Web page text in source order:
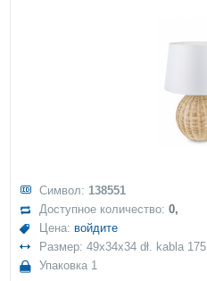
Символ: 138551
Доступное количество:0,
Цена: войдите
Размер: 49x34x34 dł. kabla 175
Упаковка 1